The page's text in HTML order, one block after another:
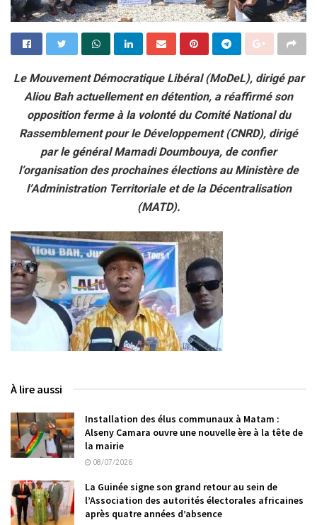
Le Mouvement Démocratique Libéral (MoDeL), dirigé par
Aliou Bah actuellement en détention, a réaffirmé son
opposition ferme à la volonté du Comité National du
Rassemblement pour le Développement (CNRD), dirigé
par le général Mamadi Doumbouya, de confier
l’organisation des prochaines élections au Ministère de
l’Administration Territoriale et de la Décentralisation
(MATD).
À lire aussi
Installation des élus communaux à Matam :
Alseny Camara ouvre une nouvelle ère à la tête de
la mairie
08/07/2026
La Guinée signe son grand retour au sein de
l’Association des autorités électorales africaines
après quatre années d’absence